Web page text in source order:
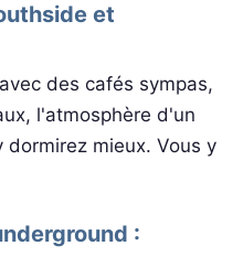
et
des cafés sympas,
l'atmosphère d'un
dormirez mieux. Vous y
: